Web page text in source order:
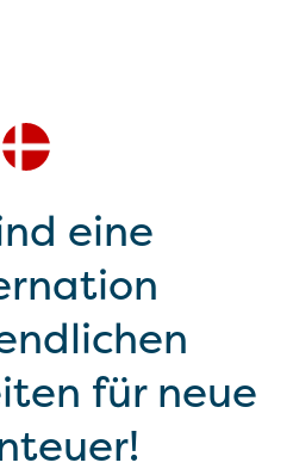
eine
für neue